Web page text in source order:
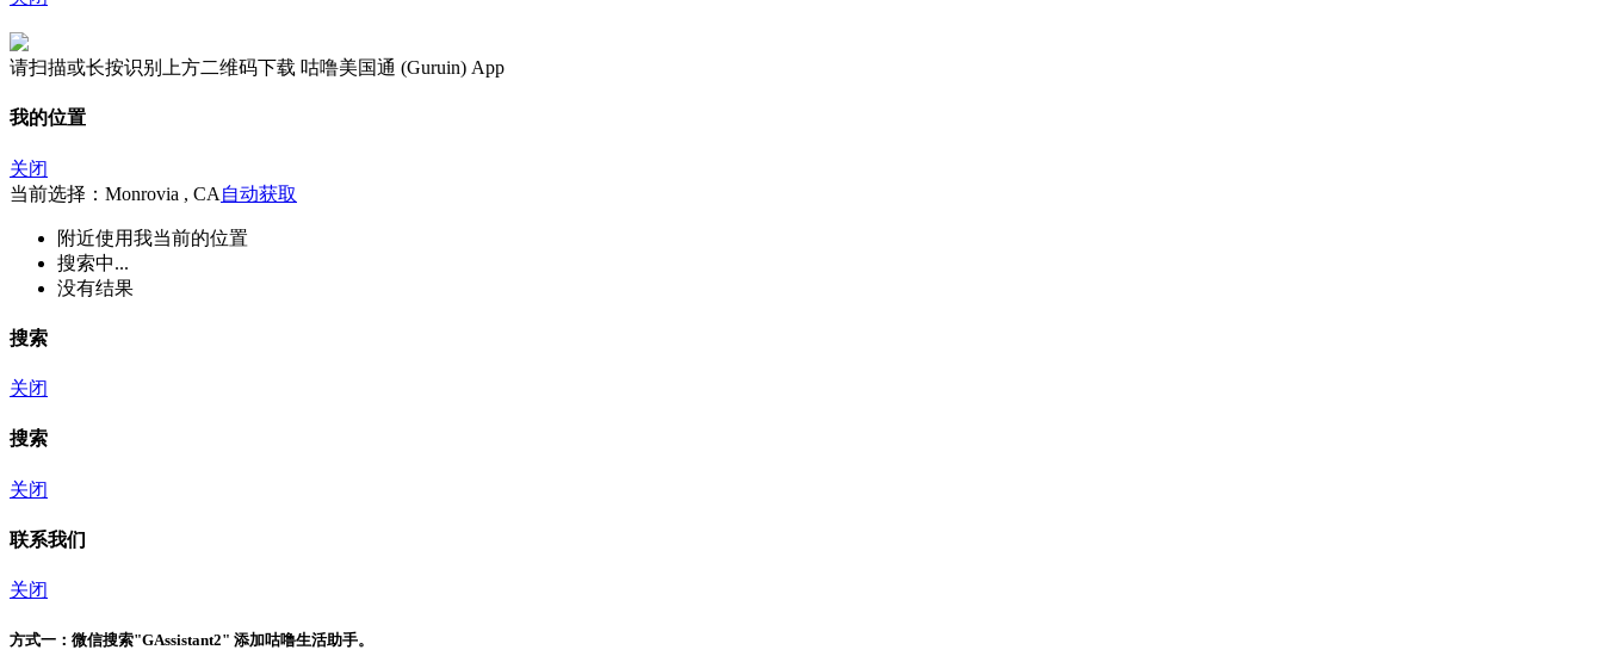
请扫描或长按识别上方二维码下载 咕噜美国通 (Guruin) App
我的位置
关闭
当前选择：Monrovia , CA 自动获取
附近使用我当前的位置
搜索中...
没有结果
搜索
关闭
搜索
关闭
联系我们
关闭
方式一： 微信搜索"GAssistant2" 添加咕噜生活助手。